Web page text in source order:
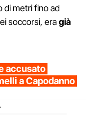
di metri fino ad
soccorsi, eragià
accusato
a Capodanno